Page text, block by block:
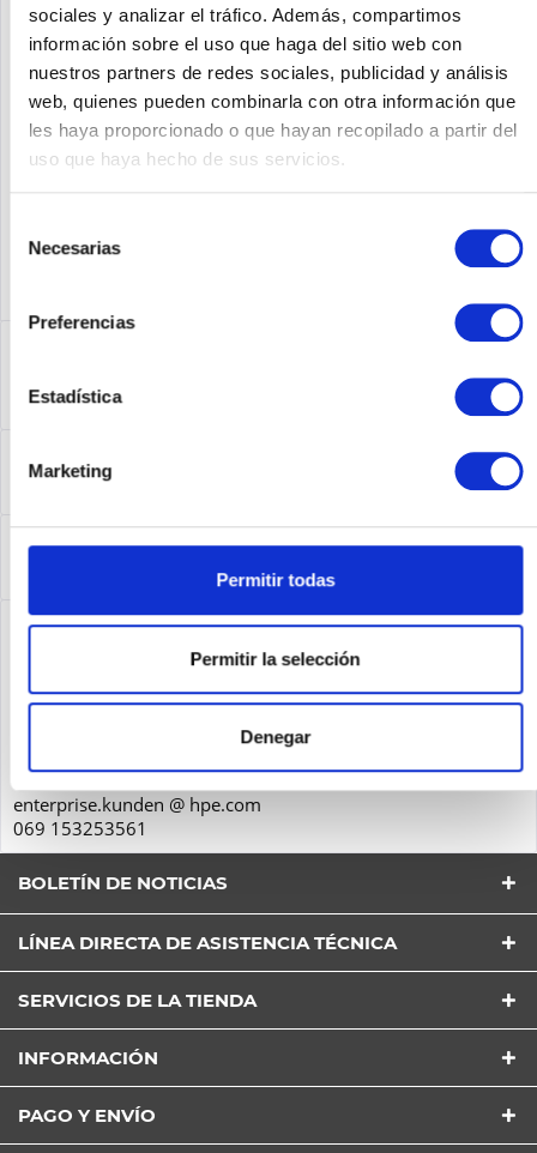
sociales y analizar el tráfico. Además, compartimos
información sobre el uso que haga del sitio web con
nuestros partners de redes sociales, publicidad y análisis
web, quienes pueden combinarla con otra información que
les haya proporcionado o que hayan recopilado a partir del
uso que haya hecho de sus servicios.
Necesarias
Preferencias
Estadística
Marketing
Permitir todas
Permitir la selección
Denegar
SOLICITE UN PRECIO
He leído laPolítica de Privacidadentender y estar
de acuerdo*
Los campos con * son obligatorios
Envía
Recordar Solicitud de oferta de articulo
Fabricante No: 632078-B21
632078-B21 | Verfügen Sie über nicht geschäftskritische
Anwendungen, die kostengünstige...
Service
Seguridad de los productos
Hewlett-Packard GmbH
Herrenberger Str. 140
Deutschland
enterprise.kunden @ hpe.com
069 153253561
BOLETÍN DE NOTICIAS
LÍNEA DIRECTA DE ASISTENCIA TÉCNICA
SERVICIOS DE LA TIENDA
INFORMACIÓN
PAGO Y ENVÍO